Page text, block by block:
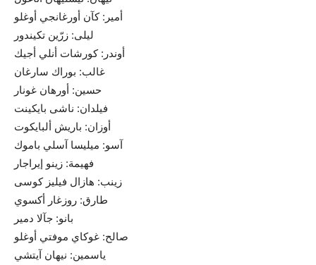
أمير: كآن أورغانجي أوغلو
ليلى: زرّين تكيندور
أوندر: كورشات أنلي أجيك
غالب: بوراك سارغان
حسين: أورهان غونار
فيلدان: ناشى بايكينت
أوزان: باريش ألبايكوت
آسو: ميليسا آسلي باموك
فهيمة: زينو إيراجار
زينب: هازال فيليز كوسى
طارق: روزغار أكسوي
بانو: جآلا دمير
صالح: غوكاي موفتي أوغلو
ياسمين: نيهان آيتشي